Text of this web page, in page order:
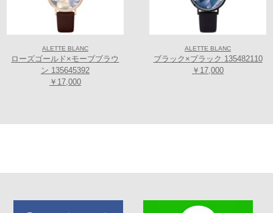
ALETTE BLANC
ローズゴールド×モーブブラウ
ン 135645392
￥17,000
ALETTE BLANC
ブラック×ブラック 135482110
￥17,000